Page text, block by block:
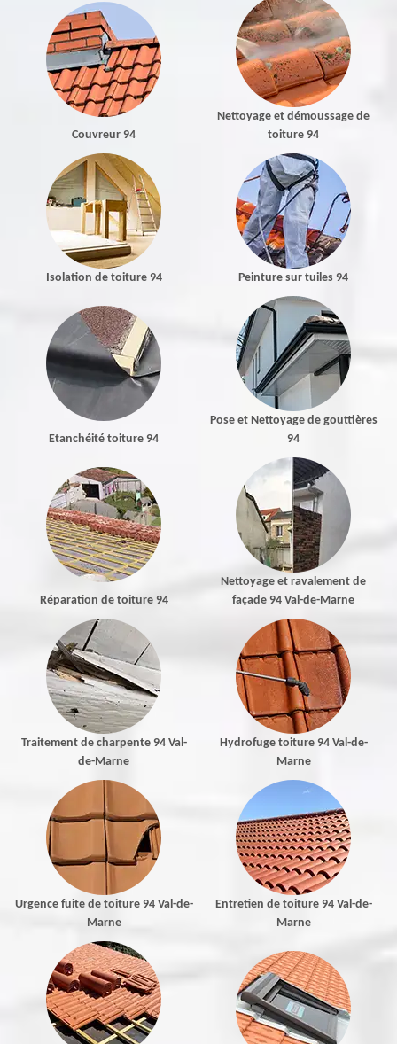
Couvreur 94
Nettoyage et démoussage de
toiture 94
Isolation de toiture 94 Peinture sur tuiles 94
Etanchéité toiture 94
Pose et Nettoyage de gouttières
94
Réparation de toiture 94
Nettoyage et ravalement de
façade 94 Val-de-Marne
Traitement de charpente 94 Val-
de-Marne
Hydrofuge toiture 94 Val-de-
Marne
Urgence fuite de toiture 94 Val-de-
Marne
Entretien de toiture 94 Val-de-
Marne